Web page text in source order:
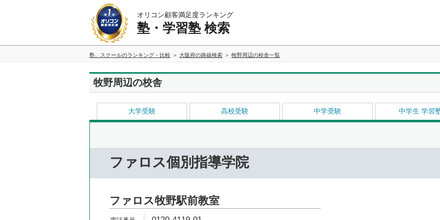
オリコン顧客満足度ランキング
塾・学習塾 検索
塾、スクールのランキング・比較 大阪府の路線検索 牧野周辺の校舎一覧
牧野周辺の校舎
大学受験 高校受験 中学受験 中学生 学習
ファロス個別指導学院
ファロス牧野駅前教室